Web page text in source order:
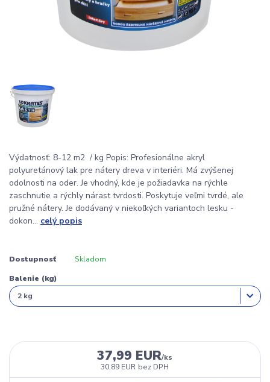
Výdatnosť: 8-12 m2 / kg Popis: Profesionálne akryl
polyuretánový lak pre nátery dreva v interiéri. Má zvýšenej
odolnosti na oder. Je vhodný, kde je požiadavka na rýchle
zaschnutie a rýchly nárast tvrdosti. Poskytuje veľmi tvrdé, ale
pružné nátery. Je dodávaný v niekoľkých variantoch lesku -
dokon... celý popis
Dostupnosť Skladom
Balenie (kg)
37,99 EUR/ks
30,89 EUR bez DPH